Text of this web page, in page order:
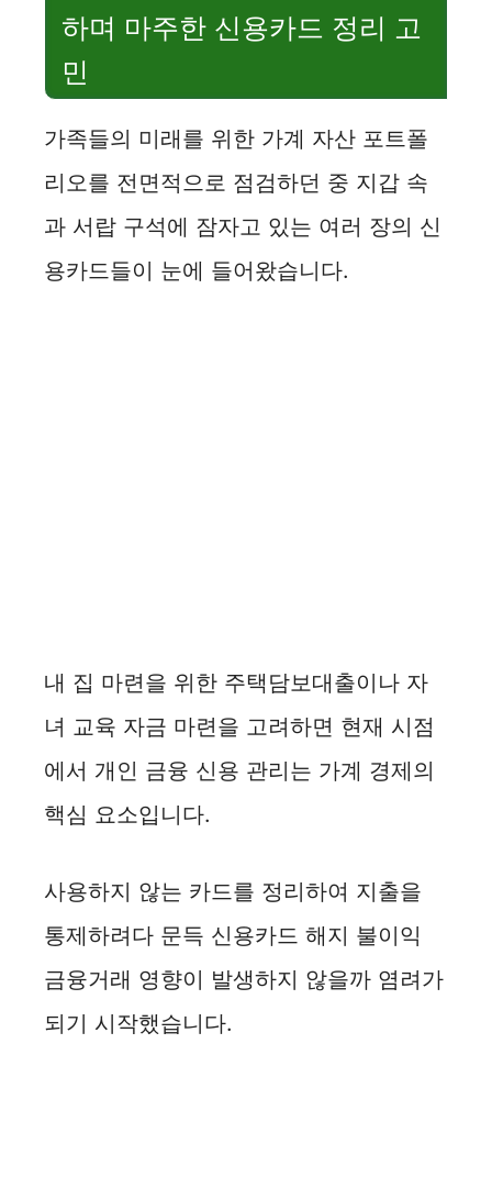
하며 마주한 신용카드 정리 고
민
가족들의 미래를 위한 가계 자산 포트폴
리오를 전면적으로 점검하던 중 지갑 속
과 서랍 구석에 잠자고 있는 여러 장의 신
용카드들이 눈에 들어왔습니다.
내 집 마련을 위한 주택담보대출이나 자
녀 교육 자금 마련을 고려하면 현재 시점
에서 개인 금융 신용 관리는 가계 경제의
핵심 요소입니다.
사용하지 않는 카드를 정리하여 지출을
통제하려다 문득 신용카드 해지 불이익
금융거래 영향이 발생하지 않을까 염려가
되기 시작했습니다.